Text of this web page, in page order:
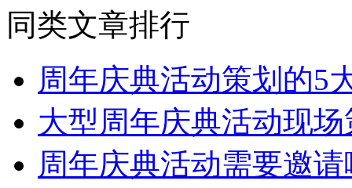
同类文章排行
周年庆典活动策划的5
大型周年庆典活动现
周年庆典活动需要邀